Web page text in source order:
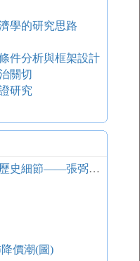
學的研究思路
件分析與框架設計
關切
研究
一位客籍僑商身上有待還原的歷史細節——張弼士：成敗得失海國夢
價潮(圖)